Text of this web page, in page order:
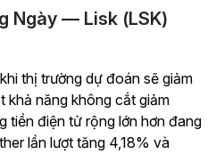
Ngày — Lisk (LSK)
thị trường dự đoán sẽ giảm
khả năng không cắt giảm
tiền điện tử rộng lớn hơn đang
lần lượt tăng 4,18% và